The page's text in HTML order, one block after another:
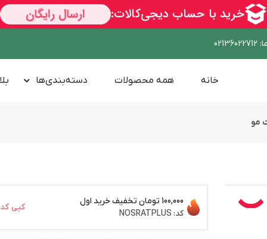
:
02136022712
خانه همه محصولات دسته‌بندی‌ها
مو
100,000 تومان
تخفیف خرید اول
کد: NOSRATPLUS
کپی کد